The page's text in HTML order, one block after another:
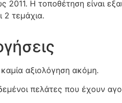
2011. Η τοποθέτηση είναι
2 τεμάχια.
αξιολόγηση ακόμη.
πελάτες που έχουν